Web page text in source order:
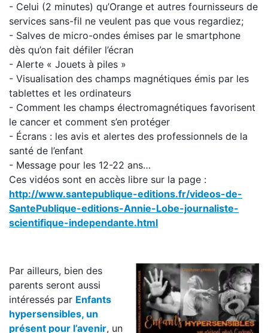
- Celui (2 minutes) qu’Orange et autres fournisseurs de
services sans-fil ne veulent pas que vous regardiez;
- Salves de micro-ondes émises par le smartphone
dès qu’on fait défiler l’écran
- Alerte « Jouets à piles »
- Visualisation des champs magnétiques émis par les
tablettes et les ordinateurs
- Comment les champs électromagnétiques favorisent
le cancer et comment s’en protéger
- Écrans : les avis et alertes des professionnels de la
santé de l’enfant
- Message pour les 12-22 ans…
Ces vidéos sont en accès libre sur la page :
http://www.santepublique-editions.fr/videos-de-
SantePublique-editions-Annie-Lobe-journaliste-
scientifique-independante.html
Par ailleurs, bien des
parents seront aussi
intéressés par Enfants
hypersensibles, un
présent pour l’avenir, un